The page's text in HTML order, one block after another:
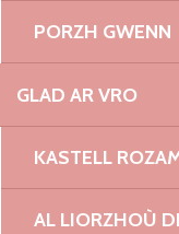
PORZH GWENN
GLAD AR VRO
KASTELL
AL LIORZHOÙ
la
le Port de
accueil. Le port
: manutention,